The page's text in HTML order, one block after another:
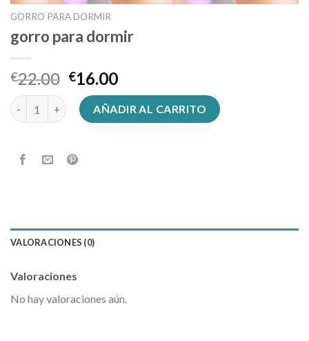
GORRO PARA DORMIR
gorro para dormir
€22.00 €16.00
gorro para dormir cantidadAÑADIR AL CARRITO
VALORACIONES (0)
Valoraciones
No hay valoraciones aún.